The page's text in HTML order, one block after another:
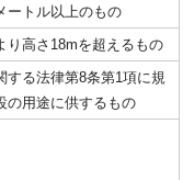
ートル以上のもの
り高さ18mを超えるもの
する法律第8条第1項に規
の用途に供するもの